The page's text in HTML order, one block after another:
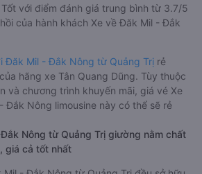
với điểm đánh giá trung bình từ 3.7/5
của hành khách Xe về Đăk Mil - Đắk
Đăk Mil - Đắk Nông từ Quảng Trị rẻ
hãng xe Tân Quang Dũng. Tùy thuộc
và chương trình khuyến mãi, giá vé Xe
Đắk Nông limousine này có thể sẽ rẻ
Nông từ Quảng Trị giường nằm chất
giá cả tốt nhất